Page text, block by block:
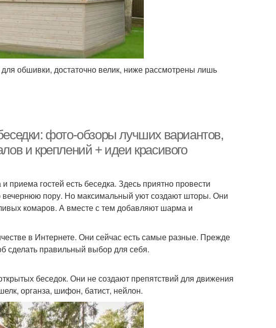
обшивки, достаточно велик, ниже рассмотрены лишь
фото-обзоры лучших вариантов,
и креплений + идеи красивого
гостей есть беседка. Здесь приятно провести
пору. Но максимальный уют создают шторы. Они
комаров. А вместе с тем добавляют шарма и
в Интернете. Они сейчас есть самые разные. Прежде
сделать правильный выбор для себя.
беседок. Они не создают препятствий для движения
органза, шифон, батист, нейлон.